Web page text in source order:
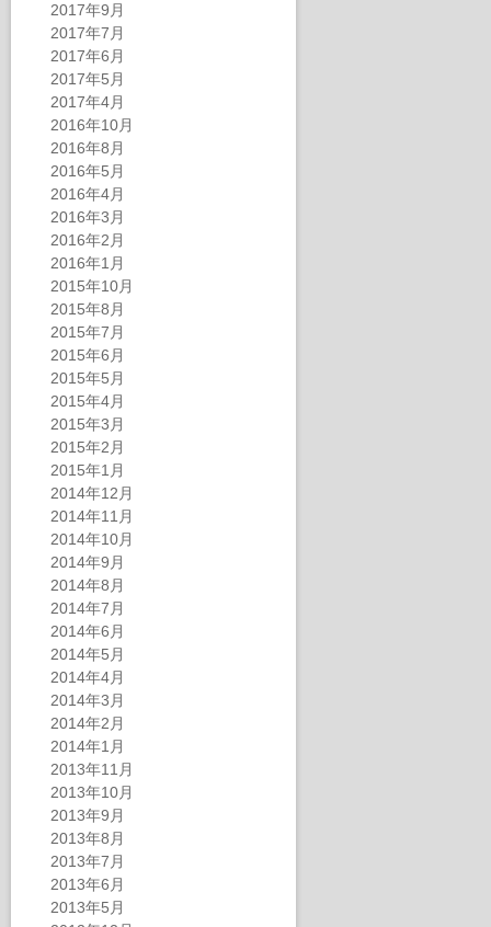
2017年9月
2017年7月
2017年6月
2017年5月
2017年4月
2016年10月
2016年8月
2016年5月
2016年4月
2016年3月
2016年2月
2016年1月
2015年10月
2015年8月
2015年7月
2015年6月
2015年5月
2015年4月
2015年3月
2015年2月
2015年1月
2014年12月
2014年11月
2014年10月
2014年9月
2014年8月
2014年7月
2014年6月
2014年5月
2014年4月
2014年3月
2014年2月
2014年1月
2013年11月
2013年10月
2013年9月
2013年8月
2013年7月
2013年6月
2013年5月